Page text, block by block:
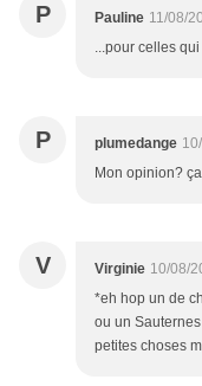
P Pauline 11/08/
...pour celles
P plumedange
Mon opinion?
V Virginie 10/08/
*eh hop un de
ou un
petites choses